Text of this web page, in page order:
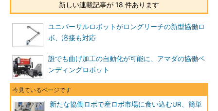
新しい連載記事が 18 件あります
ユニバーサルロボットがロングリーチの新型協働ロ
ボ、溶接も対応
誰でも曲げ加工の自動化が可能に、アマダの協働ベ
ンディングロボット
新たな協働ロボで産ロボ市場に食い込むUR、簡単